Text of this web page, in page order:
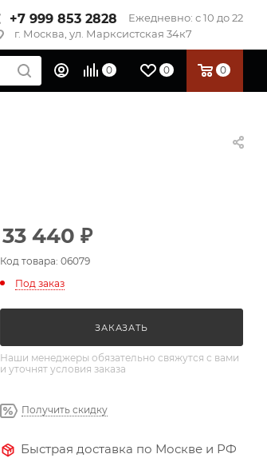
+7 999 853 2828
Ежедневно: с 10 до 22
г. Москва, ул. Марксистская 34к7
0 0 0
33 440 ₽
Код товара: 06079
Под заказ
ЗАКАЗАТЬ
Наши менеджеры обязательно свяжутся с вами
и уточнят условия заказа
Получить скидку
Быстрая доставка по Москве и РФ